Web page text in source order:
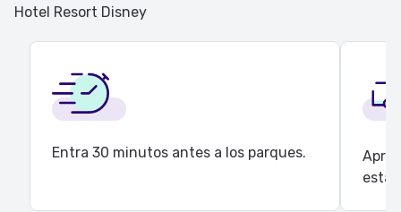
Hotel Resort Disney
Entra 30 minutos antes a los parques.